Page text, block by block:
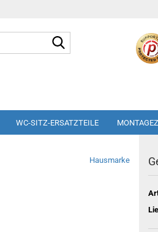
WC-SITZ-ERSATZTEILE
Hausmarke